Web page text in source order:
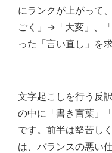
にランクが上がって
ごく」→「大変」、
った「言い直し」を
文字起こしを行う反
の中に「書き言葉」
です。前半は堅苦し
は、バランスの悪い